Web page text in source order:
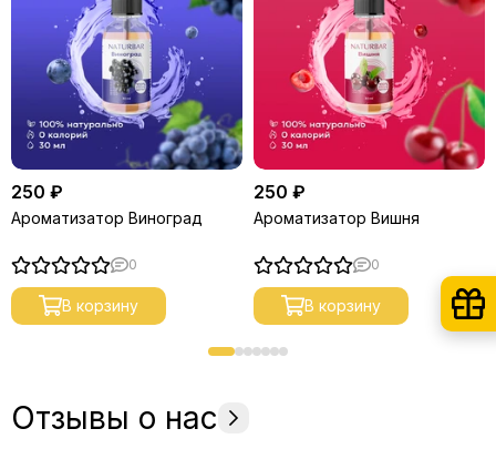
250 ₽
Ароматизатор Виноград
0
В корзину
250 ₽
Ароматизатор Вишня
0
В корзину
Отзывы о нас